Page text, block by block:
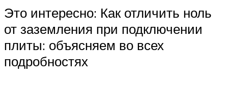
Это интересно: Как отличить ноль
от заземления при подключении
плиты: объясняем во всех
подробностях